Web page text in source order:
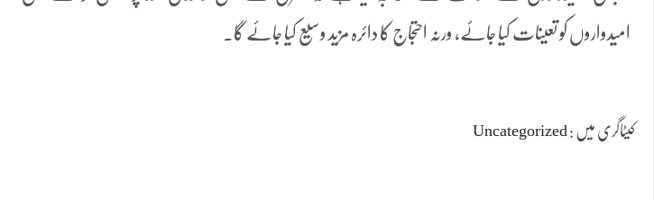
امیدواروں کو تعینات کیا جائے، ورنہ احتجاج کا دائرہ مزید وسیع کیا جائے گا۔
کیٹاگری میں : Uncategorized